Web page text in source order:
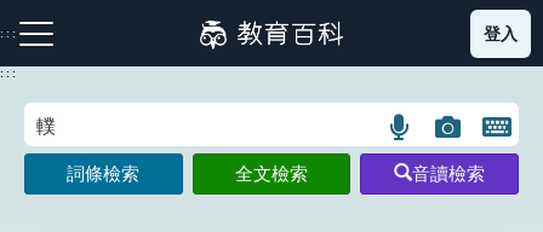
到
主
:::
注音索引圖示 筆畫索引圖示 部首索引表圖示
登入
:::
語
言
搜
圖
片
搜
開
鍵
詞條檢索 全文檢索 音讀檢索